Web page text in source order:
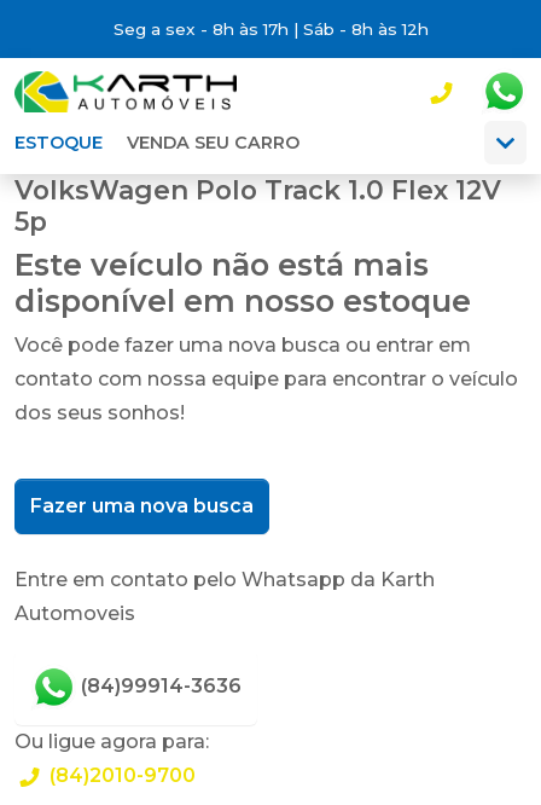
Seg a sex - 8h às 17h | Sáb - 8h às 12h
ESTOQUE VENDA SEU CARRO
VolksWagen Polo Track 1.0 Flex 12V
5p
Este veículo não está mais
disponível em nosso estoque
Você pode fazer uma nova busca ou entrar em
contato com nossa equipe para encontrar o veículo
dos seus sonhos!
Fazer uma nova busca
Entre em contato pelo Whatsapp da Karth
Automoveis
(84)99914-3636
Ou ligue agora para:
(84)2010-9700